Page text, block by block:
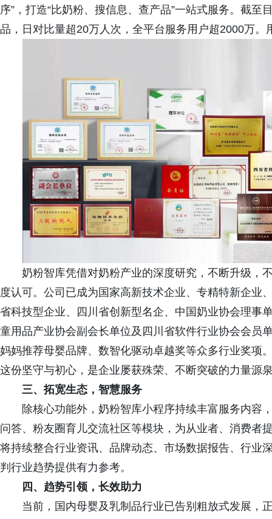
序”，打造“比奶粉、搜信息、查产品”一站式服务。截
品，日对比量超20万人次，全平台服务用户超2000万
奶粉智库凭借对奶粉产业的深度研究，不断升级，
度认可。公司已成为国家高新技术企业、专精特新企业
省科技型企业、四川省创新型名企、中国奶业协会理事
童用品产业协会副会长单位及四川省软件行业协会会员
妈妈推荐母婴品牌、数智化驱动卓越奖等众多行业奖项
这份坚守与初心，是企业屡获殊荣、不断突破的力量源
三、拓宽生态，智慧服务
除核心功能外，奶粉智库小程序持续丰富服务内容
问答、粉友圈育儿交流社区等模块，为从业者、消费者
将持续整合行业资讯、品牌动态、市场数据报告、行业
判行业趋势提供有力参考。
四、 趋势引领 ，长效助力
当前，国内母婴及乳制品行业已告别粗放式发展，